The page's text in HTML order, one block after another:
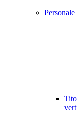
Personale